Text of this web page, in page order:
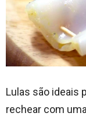
Lulas são ideais
rechear com